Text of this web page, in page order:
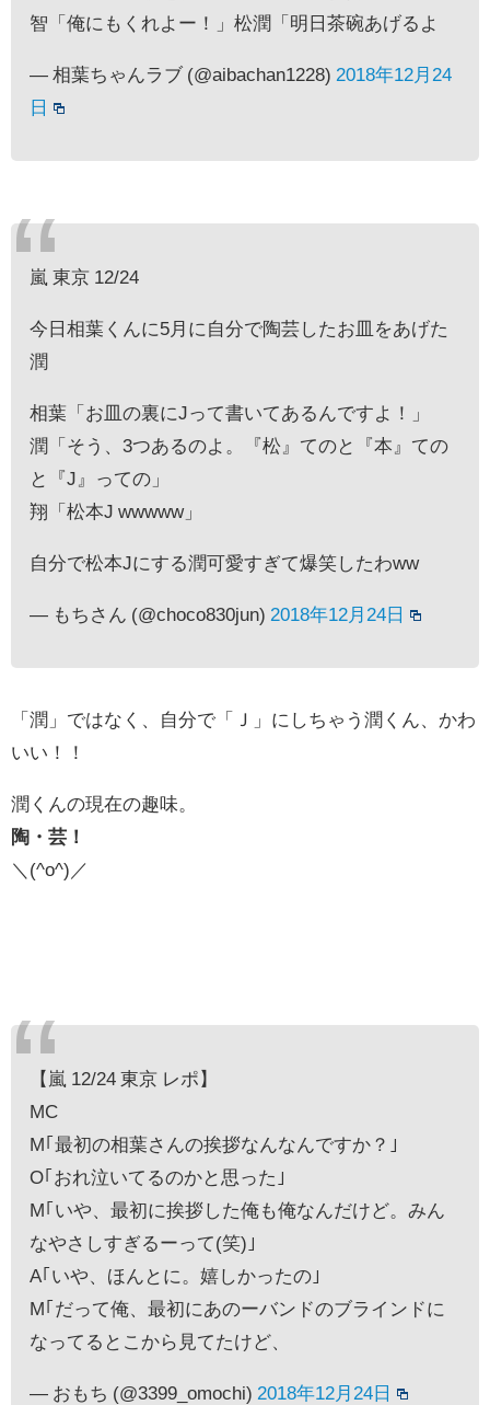
智「俺にもくれよー！」松潤「明日茶碗あげるよ
— 相葉ちゃんラブ (@aibachan1228) 2018年12月24
日
嵐 東京 12/24
今日相葉くんに5月に自分で陶芸したお皿をあげた
潤
相葉「お皿の裏にJって書いてあるんですよ！」
潤「そう、3つあるのよ。『松』てのと『本』ての
と『J』っての」
翔「松本J wwwww」
自分で松本Jにする潤可愛すぎて爆笑したわww
— もちさん (@choco830jun) 2018年12月24日
「潤」ではなく、自分で「Ｊ」にしちゃう潤くん、かわ
いい！！
潤くんの現在の趣味。
陶・芸！
＼(^o^)／
【嵐 12/24 東京 レポ】
MC
M｢最初の相葉さんの挨拶なんなんですか？｣
O｢おれ泣いてるのかと思った｣
M｢いや、最初に挨拶した俺も俺なんだけど。みん
なやさしすぎるーって(笑)｣
A｢いや、ほんとに。嬉しかったの｣
M｢だって俺、最初にあのーバンドのブラインドに
なってるとこから見てたけど、
— おもち (@3399_omochi) 2018年12月24日